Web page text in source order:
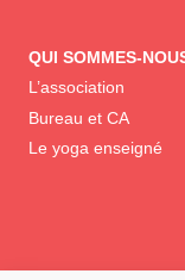
QUI SOMMES-
L’association
Bureau et CA
Le yoga enseigné